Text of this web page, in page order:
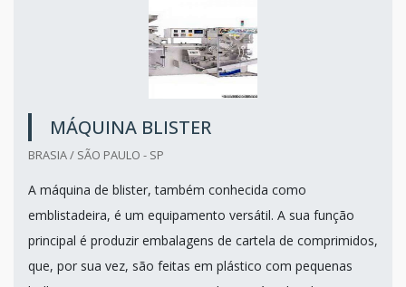
MÁQUINA BLISTER
BRASIA / SÃO PAULO - SP
A máquina de blister, também conhecida como
emblistadeira, é um equipamento versátil. A sua função
principal é produzir embalagens de cartela de comprimidos,
que, por sua vez, são feitas em plástico com pequenas